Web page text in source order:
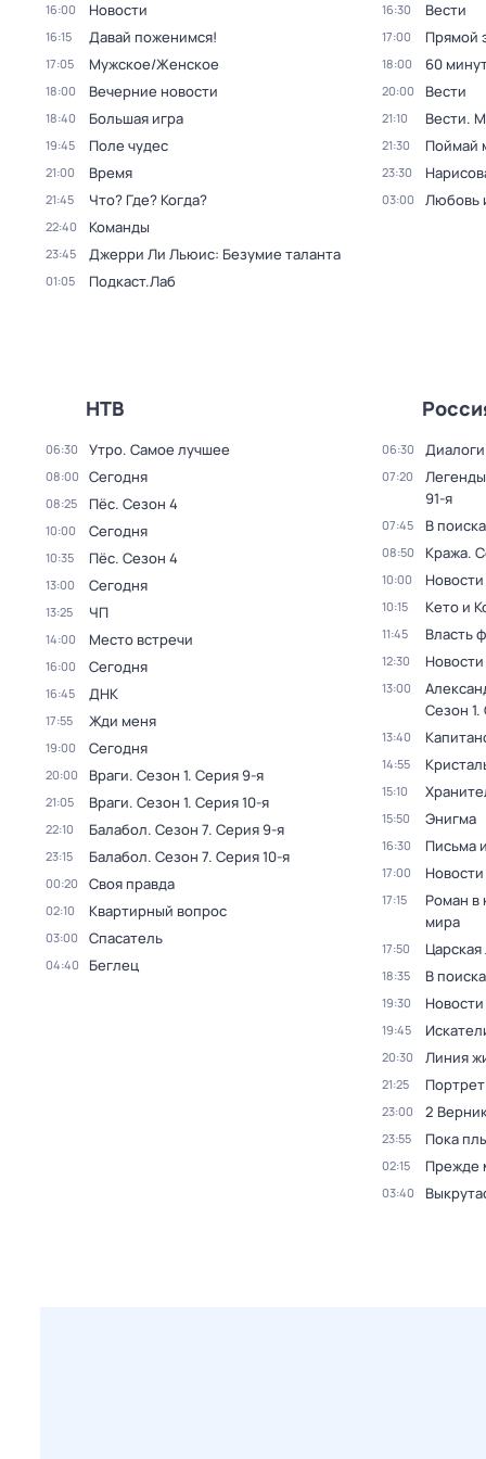
16:00 Новости
16:15 Давай поженимся!
17:05 Мужское/Женское
18:00 Вечерние новости
18:40 Большая игра
19:45 Поле чудес
21:00 Время
21:45 Что? Где? Когда?
22:40 Команды
23:45 Джерри Ли Льюис: Безумие таланта
01:05 Подкаст.Лаб
16:30 Вести
17:00 Прямой
18:00 60
20:00 Вести
21:10 Вести.
21:30 Поймай
23:30
03:00 Любовь
НТВ
06:30 Утро. Самое лучшее
08:00 Сегодня
08:25 Пёс. Сезон 4
10:00 Сегодня
10:35 Пёс. Сезон 4
13:00 Сегодня
13:25 ЧП
14:00 Место встречи
16:00 Сегодня
16:45 ДНК
17:55 Жди меня
19:00 Сегодня
20:00 Враги. Сезон 1. Серия 9-я
21:05 Враги. Сезон 1. Серия 10-я
22:10 Балабол. Сезон 7. Серия 9-я
23:15 Балабол. Сезон 7. Серия 10-я
00:20 Своя правда
02:10 Квартирный вопрос
03:00 Спасатель
04:40 Беглец
06:30
07:20
91-я
07:45 В
08:50 Кража.
10:00
10:15 Кето и
11:45 Власть
12:30
13:00
Сезон 1.
13:40
14:55
15:10
15:50 Энигма
16:30 Письма
17:00
17:15
Роман в
мира
17:50
18:35 В
19:30
19:45
20:30 Линия
21:25
23:00 2
23:55 Пока
02:15 Прежде
03:40